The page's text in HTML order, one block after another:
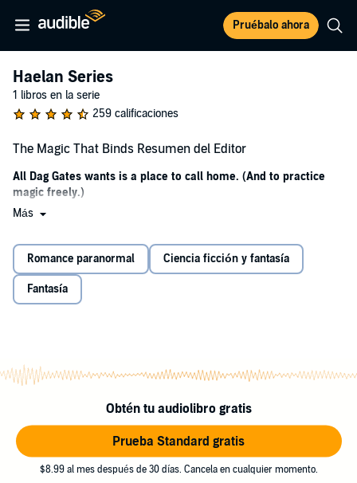
Pruébalo ahora
Haelan Series
1 libros en la serie
259 calificaciones
The Magic That Binds Resumen del Editor
All Dag Gates wants is a place to call home. (And to practice
magic freely.)
All Stefan Bjorne wants is peace in his adoptive country. (And less
All Mikkel Vinters wants is both of them. (No, really, he could do
wedding bells.)
So why, pray tell, is half the magical community set on denying
Más
Romance paranormal Ciencia ficción y fantasía
Fantasía
Obtén tu audiolibro gratis
Prueba Standard gratis
$8.99 al mes después de 30 días. Cancela en cualquier momento.